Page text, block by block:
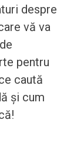
despre
vă va
pentru
caută
și cum